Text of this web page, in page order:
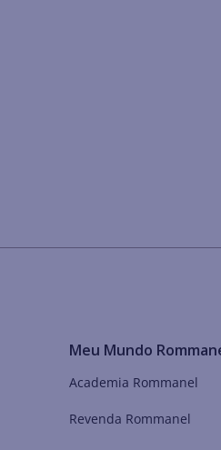
Meu Mundo
Academia Rommanel
Revenda Rommanel